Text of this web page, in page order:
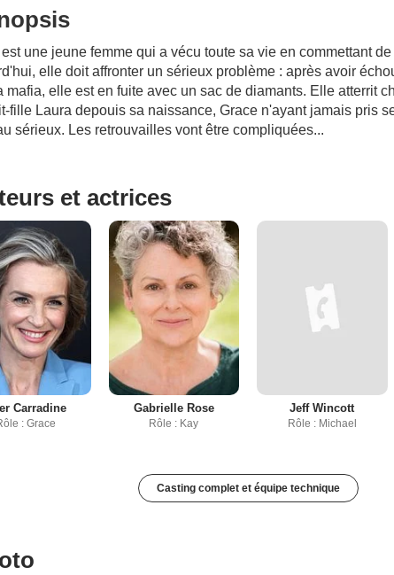
une jeune femme qui a vécu toute sa vie en commettant
elle doit affronter un sérieux problème : après avoir
mafia, elle est en fuite avec un sac de diamants. Elle atterrit
fille Laura depouis sa naissance, Grace n'ayant jamais pris
sérieux. Les retrouvailles vont être compliquées...
et actrices
Carradine
: Grace
Gabrielle Rose
Rôle : Kay
Jeff Wincott
Rôle : Michael
Casting complet et équipe technique